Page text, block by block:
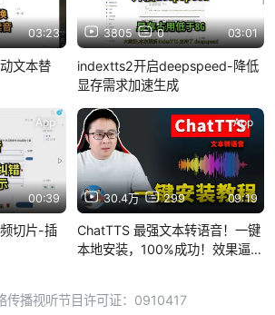
03:23
文本替
3805 0 03:01
indextts2开启deepspeed-降低
显存需求加速生成
00:39
App
切片-插
30.4万 299 09:19
App
ChatTTS 最强文本转语音！一键
本地安装，100%成功！效果逼真
传播视听节目许可证：0910417